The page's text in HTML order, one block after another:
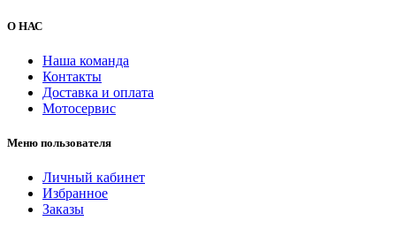
О НАС
Наша команда
Контакты
Доставка и оплата
Мотосервис
Меню пользователя
Личный кабинет
Избранное
Заказы